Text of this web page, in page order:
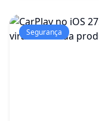
Segurança